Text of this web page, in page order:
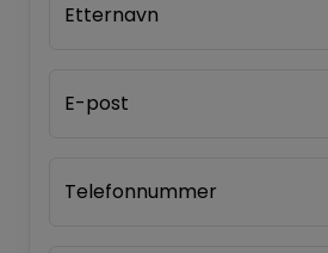
Etternavn
E-post
Telefonnummer